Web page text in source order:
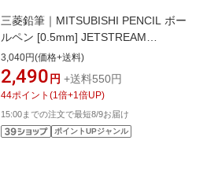
三菱鉛筆｜MITSUBISHI PENCIL ボー
ルペン [0.5mm] JETSTREAM
PRIME(ジェットストリーム プライム)
ダークネイビー SXK350005D.9
3,040円(価格+送料)
2,490 円 +送料550円
44ポイント (1 倍+1 倍UP)
15:00までの注文で最短8/9お届け
ポイントUPジャンル